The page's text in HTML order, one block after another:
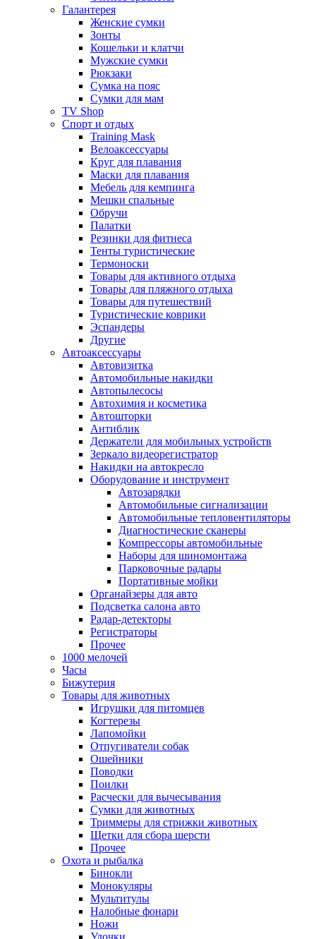
Галантерея
Женские сумки
Зонты
Кошельки и клатчи
Мужские сумки
Рюкзаки
Сумка на пояс
Сумки для мам
TV Shop
Спорт и отдых
Training Mask
Велоаксессуары
Круг для плавания
Маски для плавания
Мебель для кемпинга
Мешки спальные
Обручи
Палатки
Резинки для фитнеса
Тенты туристические
Термоноски
Товары для активного отдыха
Товары для пляжного отдыха
Товары для путешествий
Туристические коврики
Эспандеры
Другие
Автоаксессуары
Автовизитка
Автомобильные накидки
Автопылесосы
Автохимия и косметика
Автошторки
Антиблик
Держатели для мобильных устройств
Зеркало видеорегистратор
Накидки на автокресло
Оборудование и инструмент
Автозарядки
Автомобильные сигнализации
Автомобильные тепловентиляторы
Диагностические сканеры
Компрессоры автомобильные
Наборы для шиномонтажа
Парковочные радары
Портативные мойки
Органайзеры для авто
Подсветка салона авто
Радар-детекторы
Регистраторы
Прочее
1000 мелочей
Часы
Бижутерия
Товары для животных
Игрушки для питомцев
Когтерезы
Лапомойки
Отпугиватели собак
Ошейники
Поводки
Поилки
Расчески для вычесывания
Сумки для животных
Триммеры для стрижки животных
Щетки для сбора шерсти
Прочее
Охота и рыбалка
Бинокли
Монокуляры
Мультитулы
Налобные фонари
Ножи
Удочки